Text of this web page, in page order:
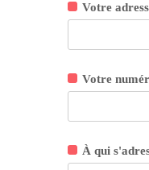
Votre
Votre
À qui